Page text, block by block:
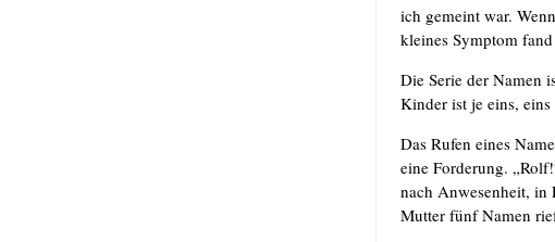
ich gemeint war.
klei­nes Sym­ptom
Die Serie der Namen
Kin­der ist je eins,
Das Rufen eines
eine For­de­rung.
nach Anwe­sen­heit,
Mut­ter fünf Namen